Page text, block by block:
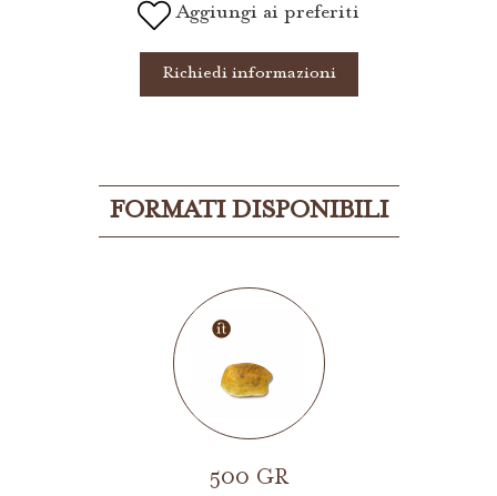
Aggiungi ai preferiti
Richiedi informazioni
FORMATI DISPONIBILI
500 GR